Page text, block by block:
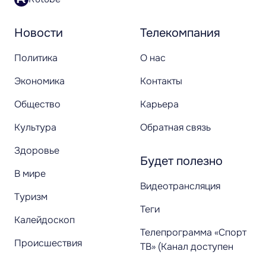
Новости
Политика
Экономика
Общество
Культура
Здоровье
В мире
Туризм
Калейдоскоп
Происшествия
Телекомпания
О нас
Контакты
Карьера
Обратная связь
Будет полезно
Видеотрансляция
Теги
Телепрограмма «Спорт
ТВ» (Канал доступен